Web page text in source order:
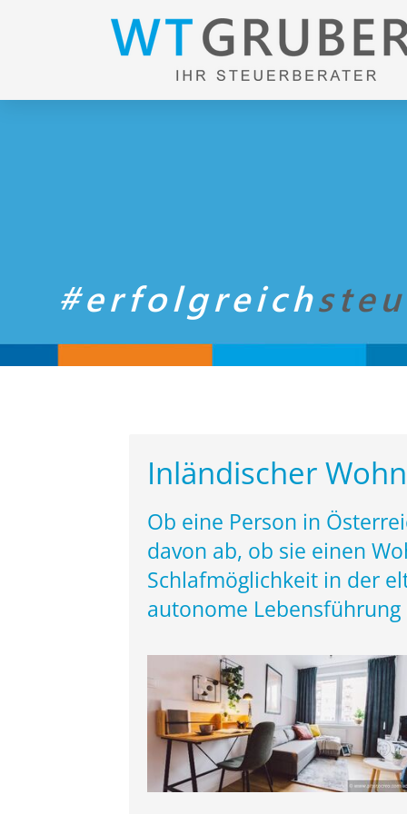
Inländischer
Ob eine Person in
davon ab, ob sie einen
Schlafmöglichkeit in der
autonome